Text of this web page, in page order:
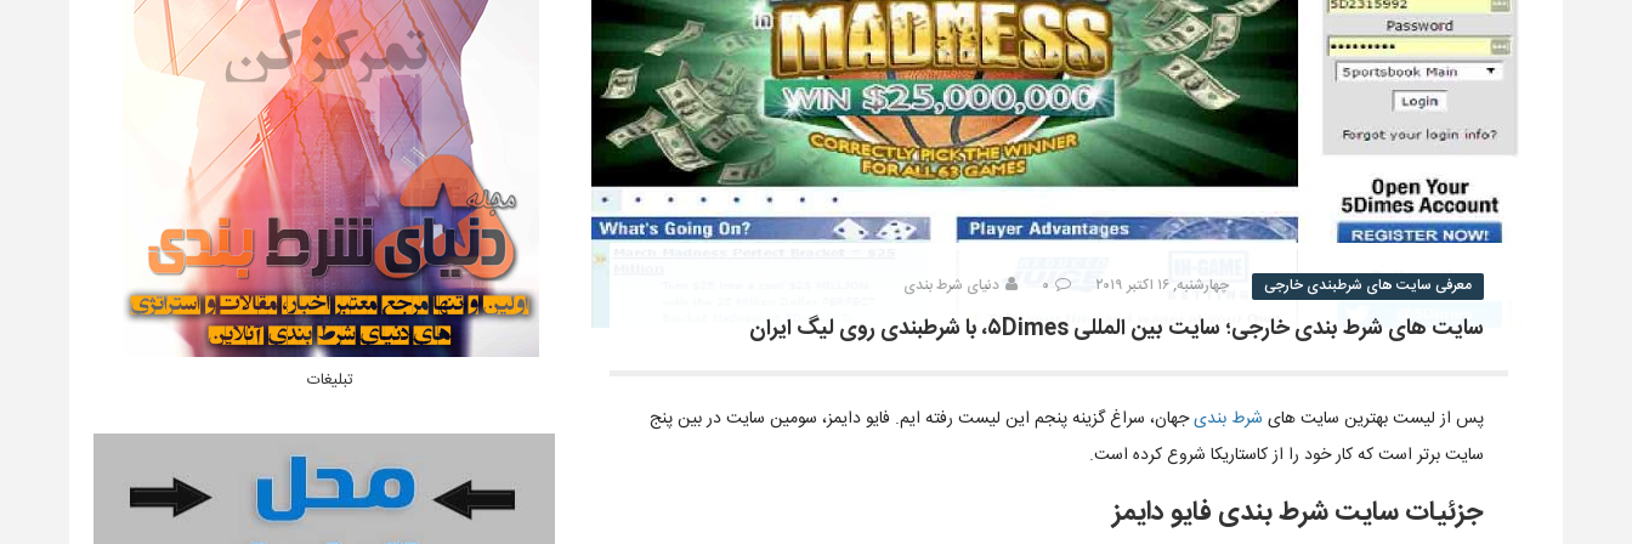
معرفی سایت های شرطبندی خارجی چهارشنبه, ۱۶ اکتبر ۲۰۱۹ ۰ دنیای شرط بندی
سایت های شرط بندی خارجی؛ سایت بین المللی ۵Dimes، با شرطبندی روی لیگ ایران
پس از لیست بهترین سایت های شرط بندیجهان، سراغ گزینه پنجم این لیست رفته ایم. فایو دایمز، سومین سایت در بین پنج
سایت برتر است که کار خود را از کاستاریکا شروع کرده است.
جزئیات سایت شرط بندی فایو دایمز
تبلیغات